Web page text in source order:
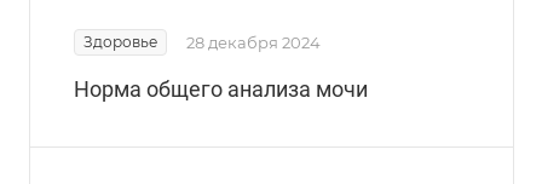
Здоровье 28 декабря 2024
Норма общего анализа мочи